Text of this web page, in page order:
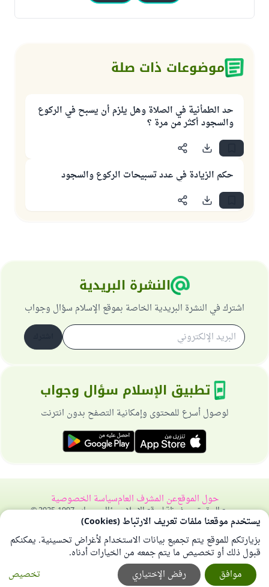
موضوعات ذات صلة
حد الطمأنية في الصلاة وهل يلزم أن يسبح في الركوع
والسجود أكثر من مرة ؟
حكم الزيادة في عدد تسبيحات الركوع والسجود
النشرة البريدية
اشترك في النشرة البريدية الخاصة بموقع الإسلام سؤال وجواب
تطبيق الإسلام سؤال وجواب
لوصول أسرع للمحتوى وإمكانية التصفح بدون انترنت
حول الموقععن المشرف العامسياسة الخصوصية
جميع الحقوق محفوظة لموقع الإسلام سؤال وجواب 1997-2025 ©
يستخدم موقعنا ملفات تعريف الارتباط (Cookies)
بزيارتكم للموقع يتم تجميع بيانات الاستخدام لأغراض تحسينية. يمكنكم
قبول ذلك أو تخصيص ما يتم جمعه من الخيارات أدناه.
تخصيص
رفض الإختياري موافق